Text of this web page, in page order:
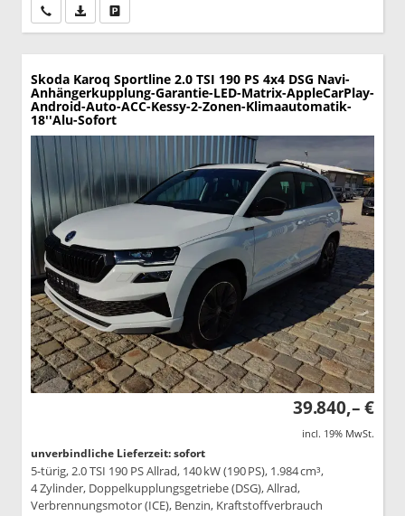
Wir rufen Sie anPDF-Datei, Fahrzeugexposé drucken
Skoda Karoq Sportline 2.0 TSI 190 PS 4x4 DSG Navi-
Anhängerkupplung-Garantie-LED-Matrix-AppleCarPlay-
Android-Auto-ACC-Kessy-2-Zonen-Klimaautomatik-
18''Alu-Sofort
39.840,– €
incl. 19% MwSt.
unverbindliche Lieferzeit: sofort
5-türig, 2.0 TSI 190 PS Allrad, 140 kW (190 PS), 1.984 cm³,
4 Zylinder, Doppelkupplungsgetriebe (DSG), Allrad,
Verbrennungsmotor (ICE), Benzin, Kraftstoffverbrauch